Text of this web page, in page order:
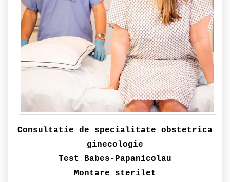
Consultatie de specialitate obstetrica
ginecologie
Test Babes-Papanicolau
Montare sterilet